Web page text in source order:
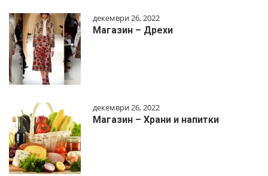
декември 26, 2022
Магазин – Дрехи
декември 26, 2022
Магазин – Храни и напитки